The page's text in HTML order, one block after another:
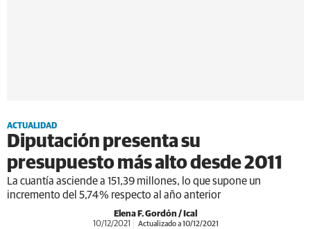
ACTUALIDAD
Diputación presenta su
presupuesto más alto desde 2011
La cuantía asciende a 151,39 millones, lo que supone un
incremento del 5,74 % respecto al año anterior
Elena F. Gordón / Ical
10/12/2021 Actualizado a 10/12/2021